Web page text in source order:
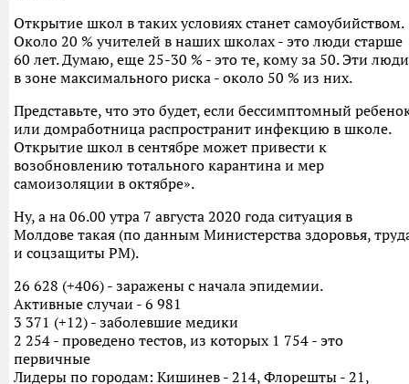
Открытие школ в таких условиях станет самоубийством.
Около 20 % учителей в наших школах - это люди старше
60 лет. Думаю, еще 25-30 % - это те, кому за 50. Эти люди
в зоне максимального риска - около 50 % из них.
Представьте, что это будет, если бессимптомный
или домработница распространит инфекцию в школе.
Открытие школ в сентябре может привести к
возобновлению тотального карантина и мер
самоизоляции в октябре».
Ну, а на 06.00 утра 7 августа 2020 года ситуация в
Молдове такая (по данным Министерства здоровья,
и соцзащиты РМ).
26 628 (+406) - заражены с начала эпидемии.
Активные случаи - 6 981
3 371 (+12) - заболевшие медики
2 254 - проведено тестов, из которых 1 754 - это
первичные
Лидеры по городам: Кишинев - 214, Флорешты - 21,